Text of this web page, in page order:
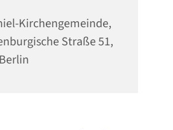
Kirchengemeinde,
Straße 51,